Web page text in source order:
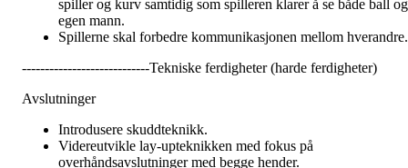
spiller og kurv samtidig som spilleren klarer å se både ball og
egen mann.
Spillerne skal forbedre kommunikasjonen mellom hverandre.
----------------------------Tekniske ferdigheter (harde ferdigheter)
Avslutninger
Introdusere skuddteknikk.
Videreutvikle lay-upteknikken med fokus på
overhåndsavslutninger med begge hender.